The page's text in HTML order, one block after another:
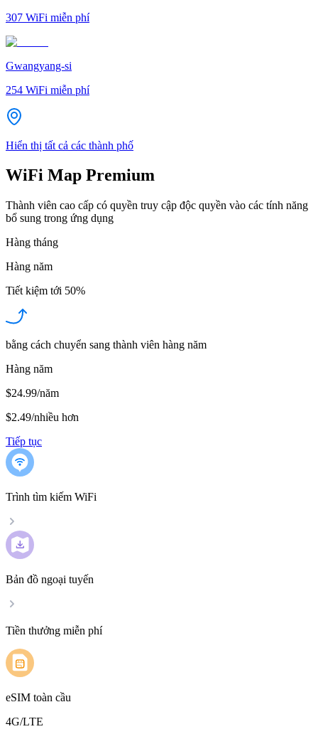
307 WiFi miễn phí
Gwangyang-si
254 WiFi miễn phí
Hiển thị tất cả các thành phố
WiFi Map Premium
Thành viên cao cấp có quyền truy cập độc quyền vào các tính năng
bổ sung trong ứng dụng
Hàng tháng
Hàng năm
Tiết kiệm tới 50%
bằng cách chuyển sang thành viên hàng năm
Hàng năm
$24.99/năm
$2.49/nhiều hơn
Tiếp tục
Trình tìm kiếm WiFi
Bản đồ ngoại tuyến
Tiền thưởng miễn phí
eSIM toàn cầu
4G/LTE